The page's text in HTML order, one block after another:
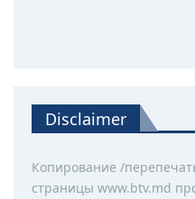
Disclaimer
Копирование /
страницы www.btv.md